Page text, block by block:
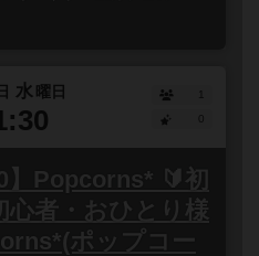
日 水 曜日
1
】Popcorns* 🔰初
者・おひとり様
ポップコー